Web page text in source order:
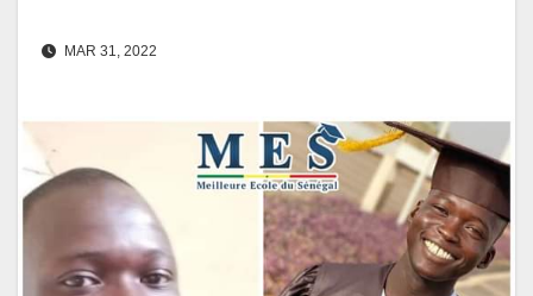
MAR 31, 2022